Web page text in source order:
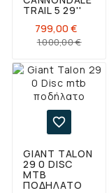
TRAIL 5 29''
799,00 €
1.000,00 €Τιμή

GIANT TALON
29 0 DISC
MTB
ΠΟΔΉΛΑΤΟ